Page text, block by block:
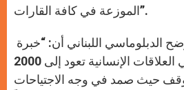
الموزعة في كافة القارات”.
الكرسي الرسولي في العلاقات الإنسانية تعود إلى 2000
حيث صمد في وجه الاجتياحات